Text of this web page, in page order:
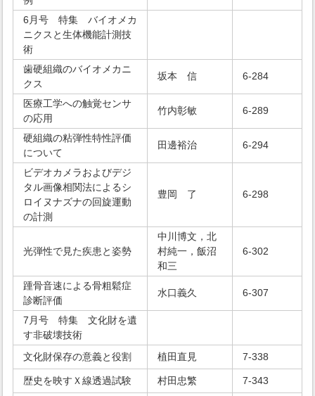
6月号 特集 バイオメカ
ニクスと生体機能計測技
術
歯硬組織のバイオメカニ
クス
坂本 信 6-284
医療工学への触覚センサ
の応用
竹内彰敏 6-289
硬組織の粘弾性特性評価
について
田邊裕治 6-294
ビデオカメラおよびデジ
タル画像相関法によるシ
ロイヌナズナの回旋運動
の計測
豊岡 了 6-298
光弾性で見た疾患と姿勢
中川博文，北
村純一，飯沼
和三
6-302
踵骨音速による骨粗鬆症
診断評価
水口義久 6-307
7月号 特集 文化財を遺
す非破壊技術
文化財保存の意義と役割
植田直見 7-338
歴史を映すＸ線透過試験 村田忠繁
7-343